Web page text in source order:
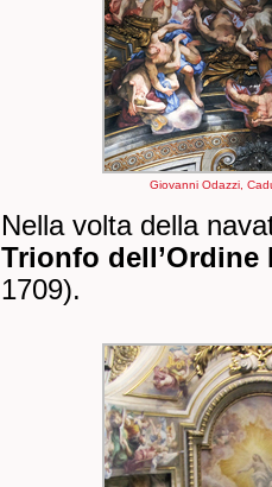
Giovanni Odazzi,
Nella volta della
Trionfo dell’Ordine
1709).